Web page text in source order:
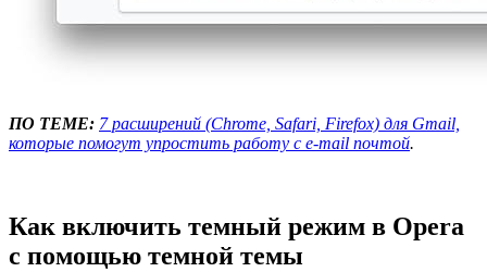
ПО ТЕМЕ: 7 расширений (Chrome, Safari, Firefox) для Gmail,
которые помогут упростить работу с e-mail почтой.
Как включить темный режим в Opera
с помощью темной темы